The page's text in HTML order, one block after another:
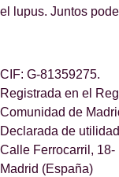
el lupus. Juntos
CIF: G-81359275.
Registrada en el
Comunidad de
Declarada de
Calle Ferrocarril,
Madrid (España)